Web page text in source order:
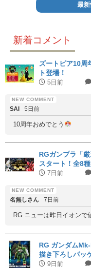
最
新着コメント
ズートピア10周
ト登場！
5日前
SAI 5日前
10周年おめでとう
RGガンプラ「
スタート！全8
7日前
名無しさん 7日前
RG ニューは昨日イオンで
RG ガンダム
描き下ろしパッ
9日前